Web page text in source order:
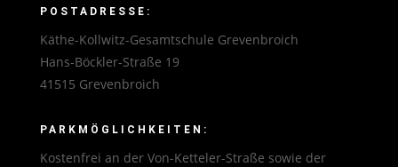
POSTADRESSE:
Käthe-Kollwitz-Gesamtschule Grevenbroich
Hans-Böckler-Straße 19
41515 Grevenbroich
PARKMÖGLICHKEITEN:
Kostenfrei an der Von-Ketteler-Straße sowie der